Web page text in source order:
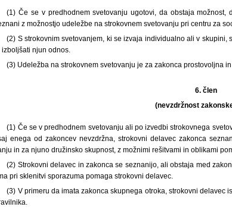
(1) Če se v predhodnem svetovanju ugotovi, da obstaja
z možnostjo udeležbe na strokovnem svetovanju pri centru za
(2) S strokovnim svetovanjem, ki se izvaja individualno ali v
izboljšati njun odnos.
(3) Udeležba na strokovnem svetovanju je za zakonca prostovoljna
6. člen
(nevzdržnost
(1) Če se v predhodnem svetovanju ali po izvedbi strokovnega
enega od zakoncev nevzdržna, strokovni delavec zakonca
in za njuno družinsko skupnost, z možnimi rešitvami in oblikami
(2) Strokovni delavec in zakonca se seznanijo, ali obstaja med
pri sklenitvi sporazuma pomaga strokovni delavec.
(3) V primeru da imata zakonca skupnega otroka, strokovni delavec